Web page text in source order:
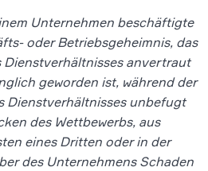
Unternehmen beschäftigte
oder Betriebsgeheimnis, das
Dienstverhältnisses anvertraut
geworden ist, während der
Dienstverhältnisses unbefugt
des Wettbewerbs, aus
eines Dritten oder in der
des Unternehmens Schaden